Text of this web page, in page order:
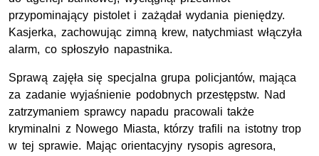
przypominający pistolet i zażądał wydania pieniędzy.
Kasjerka, zachowując zimną krew, natychmiast włączyła
alarm, co spłoszyło napastnika.
Sprawą zajęła się specjalna grupa policjantów, mająca
za zadanie wyjaśnienie podobnych przestępstw. Nad
zatrzymaniem sprawcy napadu pracowali także
kryminalni z Nowego Miasta, którzy trafili na istotny trop
w tej sprawie. Mając orientacyjny rysopis agresora,